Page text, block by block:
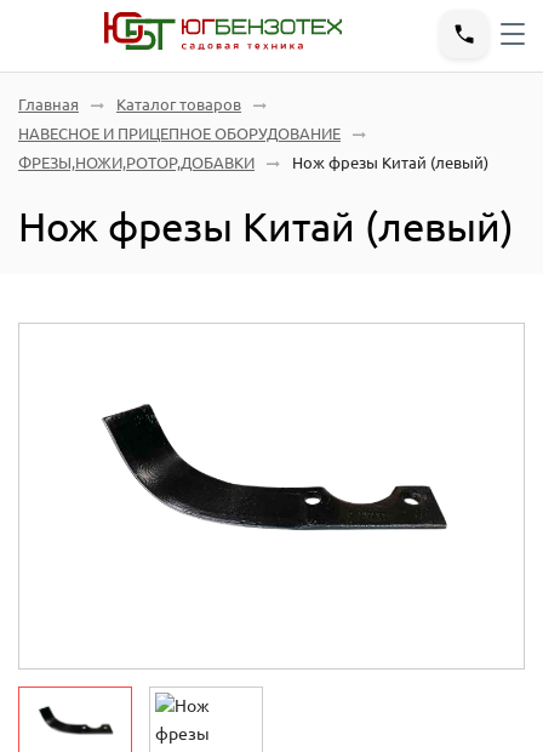
Главная
Каталог товаров
НАВЕСНОЕ И ПРИЦЕПНОЕ ОБОРУДОВАНИЕ
ФРЕЗЫ,НОЖИ,РОТОР,ДОБАВКИ
Нож фрезы Китай (левый)
Нож фрезы Китай (левый)